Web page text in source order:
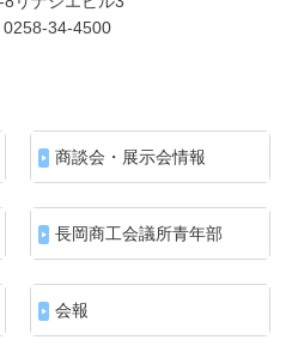
0258-34-4500
商談会・展示会情報
長岡商工会議所青年部
会報